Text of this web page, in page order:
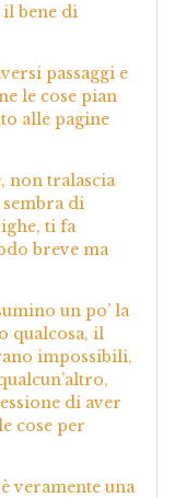
il bene di
passaggi e
le cose pian
alle pagine
non tralascia
di
ti fa
breve ma
un po’ la
qualcosa, il
impossibili,
di aver
cose per
veramente una